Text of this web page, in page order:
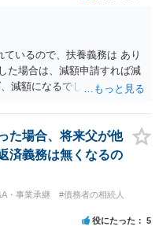
いるので、扶養義務は あり
た場合は、減額申請すれば減
減額になるでしょう。 ４、
が、実務は上記のような運用
た場合、将来父が他
済義務は無くなるの
・事業承継
#債務者の相続人
役にたった 5